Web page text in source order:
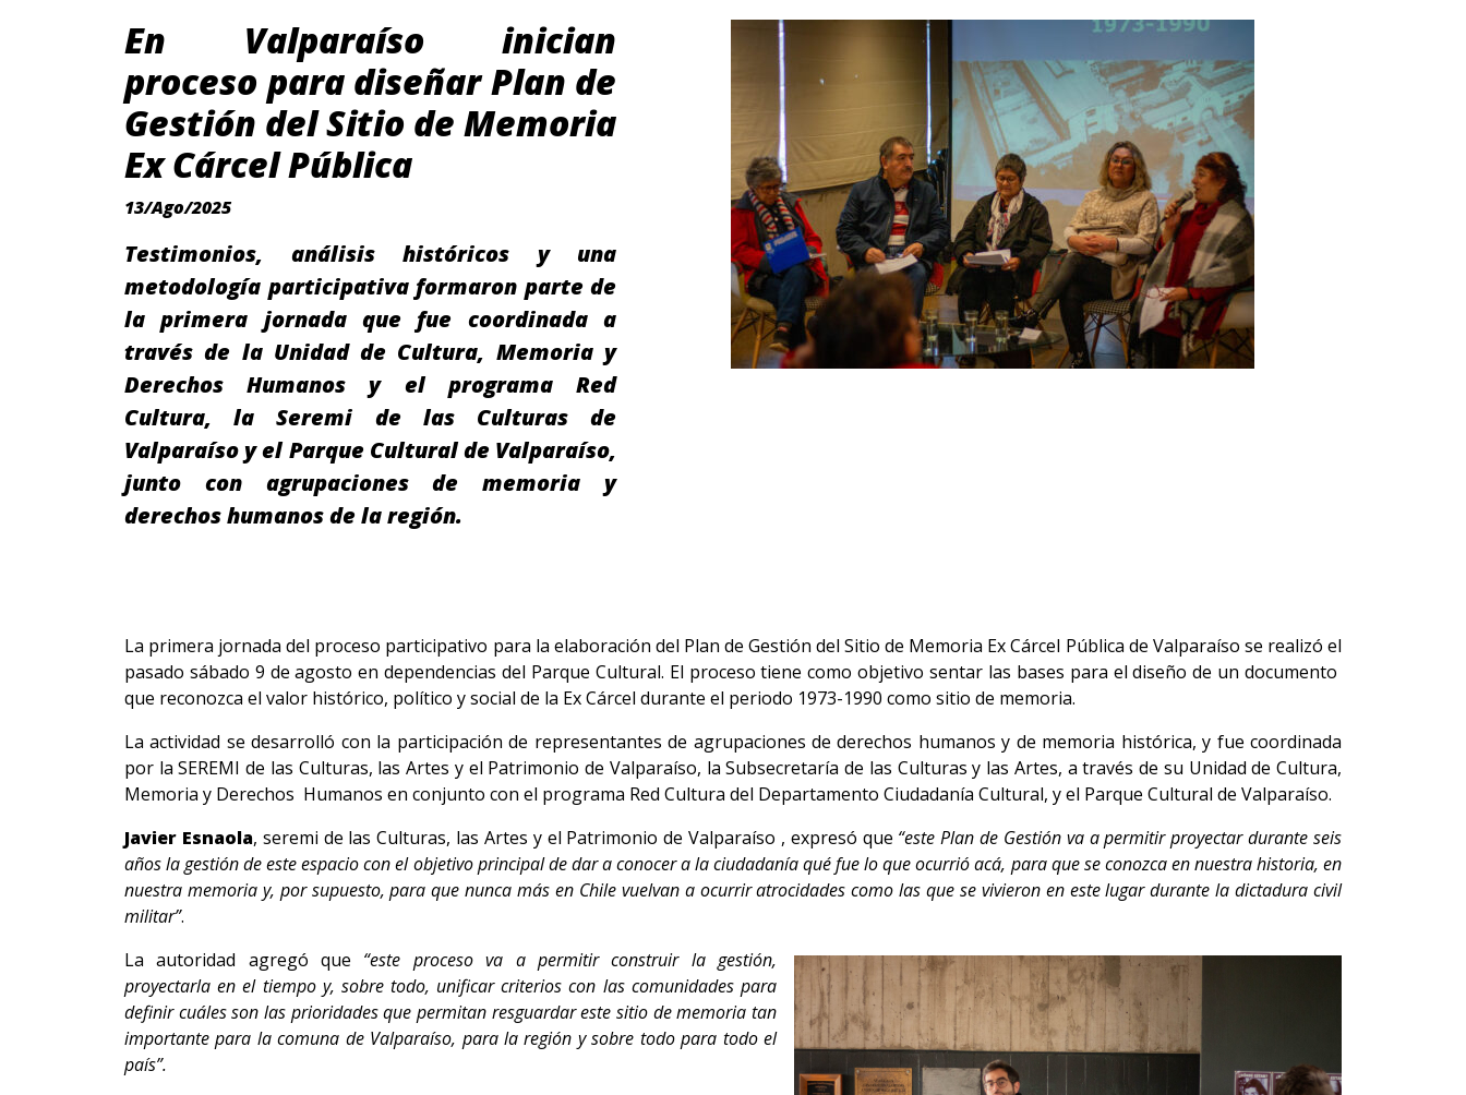
En Valparaíso inician
proceso para diseñar Plan de
Gestión del Sitio de Memoria
Ex Cárcel Pública
13/Ago/2025
Testimonios, análisis históricos y una
metodología participativa formaron parte de
la primera jornada que fue coordinada a
través de la Unidad de Cultura, Memoria y
Derechos Humanos y el programa Red
Cultura, la Seremi de las Culturas de
Valparaíso y el Parque Cultural de Valparaíso,
junto con agrupaciones de memoria y
derechos humanos de la región.
La primera jornada del proceso participativo para la elaboración del Plan de Gestión del Sitio de Memoria Ex Cárcel Pública de Valparaíso se realizó el
pasado sábado 9 de agosto en dependencias del Parque Cultural. El proceso tiene como objetivo sentar las bases para el diseño de un documento
que reconozca el valor histórico, político y social de la Ex Cárcel durante el periodo 1973-1990 como sitio de memoria.
La actividad se desarrolló con la participación de representantes de agrupaciones de derechos humanos y de memoria histórica, y fue coordinada
por la SEREMI de las Culturas, las Artes y el Patrimonio de Valparaíso, la Subsecretaría de las Culturas y las Artes, a través de su Unidad de Cultura,
Memoria y Derechos Humanos en conjunto con el programa Red Cultura del Departamento Ciudadanía Cultural, y el Parque Cultural de Valparaíso.
Javier Esnaola, seremi de las Culturas, las Artes y el Patrimonio de Valparaíso , expresó que “este Plan de Gestión va a permitir proyectar durante seis
años la gestión de este espacio con el objetivo principal de dar a conocer a la ciudadanía qué fue lo que ocurrió acá, para que se conozca en nuestra historia, en
nuestra memoria y, por supuesto, para que nunca más en Chile vuelvan a ocurrir atrocidades como las que se vivieron en este lugar durante la dictadura civil
militar”.
La autoridad agregó que “este proceso va a permitir construir la gestión,
proyectarla en el tiempo y, sobre todo, unificar criterios con las comunidades para
definir cuáles son las prioridades que permitan resguardar este sitio de memoria tan
importante para la comuna de Valparaíso, para la región y sobre todo para todo el
país”.